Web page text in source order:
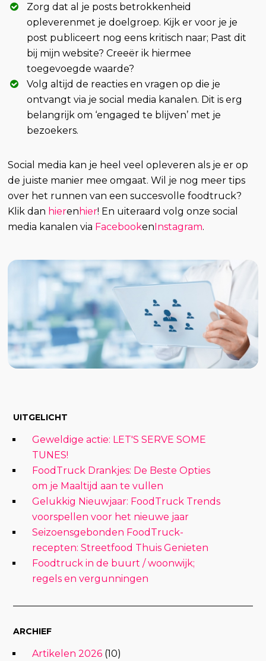
Zorg dat al je posts betrokkenheid
opleverenmet je doelgroep. Kijk er voor je je
post publiceert nog eens kritisch naar; Past dit
bij mijn website? Creeër ik hiermee
toegevoegde waarde?
Volg altijd de reacties en vragen op die je
ontvangt via je social media kanalen. Dit is erg
belangrijk om ‘engaged te blijven’ met je
bezoekers.
Social media kan je heel veel opleveren als je er op
de juiste manier mee omgaat. Wil je nog meer tips
over het runnen van een succesvolle foodtruck?
Klik dan hieren hier! En uiteraard volg onze social
media kanalen via FacebookenInstagram.
UITGELICHT
Geweldige actie: LET'S SERVE SOME
TUNES!
FoodTruck Drankjes: De Beste Opties
om je Maaltijd aan te vullen
Gelukkig Nieuwjaar: FoodTruck Trends
voorspellen voor het nieuwe jaar
Seizoensgebonden FoodTruck-
recepten: Streetfood Thuis Genieten
Foodtruck in de buurt / woonwijk;
regels en vergunningen
ARCHIEF
Artikelen 2026 (10)